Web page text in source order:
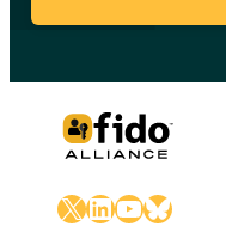
X LinkedIn
YouTube
Bluesky